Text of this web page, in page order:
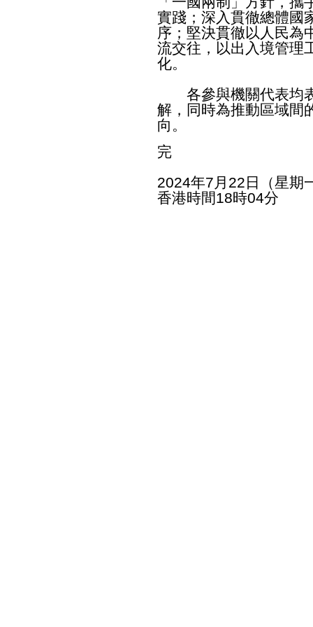
實踐；深入貫徹總體國
序；堅決貫徹以人民為
流交往，以出入境管理
化。
各參與機關代表均表
解，同時為推動區域間
向。
完
2024年7月22日（星期
香港時間18時04分